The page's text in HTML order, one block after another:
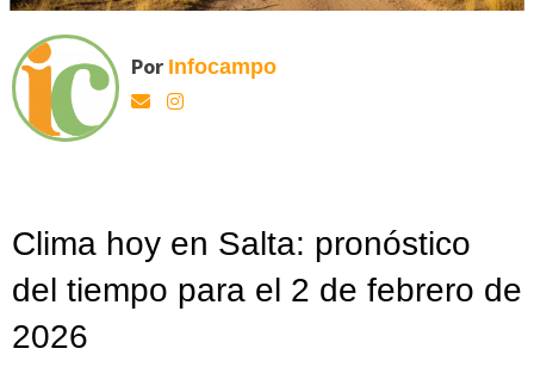
Por Infocampo
Clima hoy en Salta: pronóstico
del tiempo para el 2 de febrero de
2026